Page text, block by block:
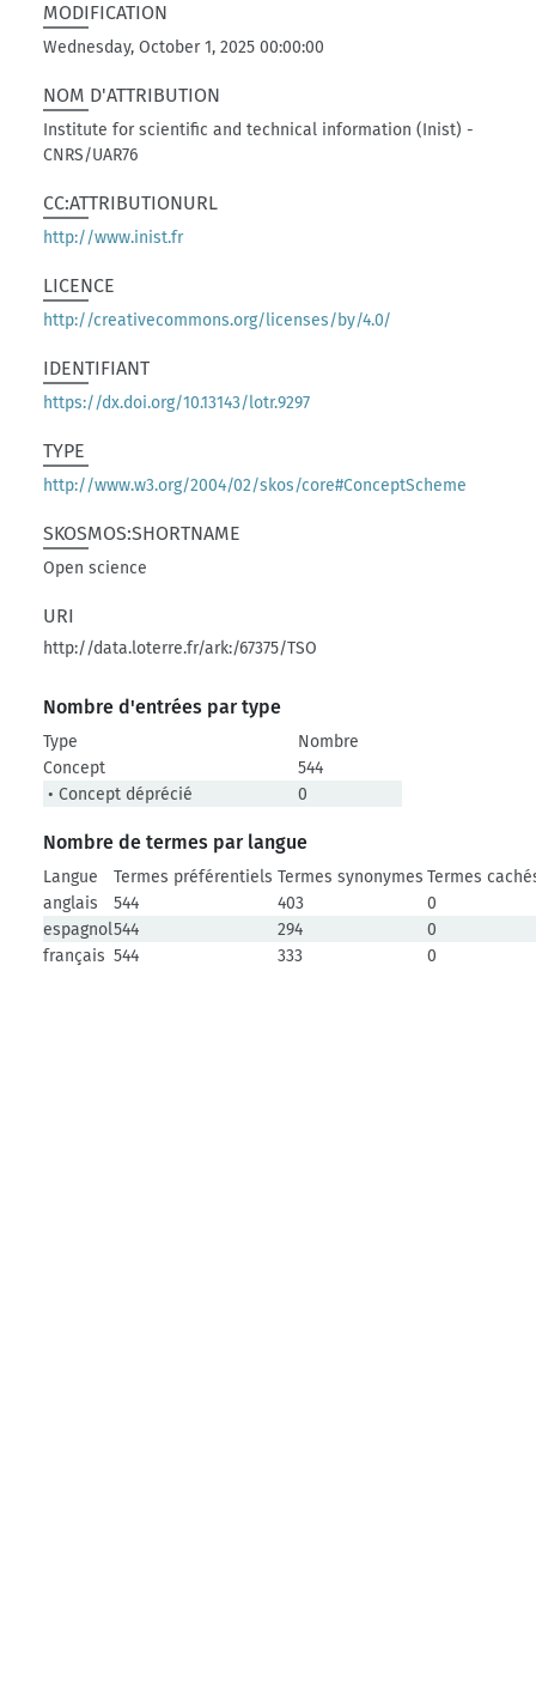
MODIFICATION
Wednesday, October 1, 2025 00:00:00
NOM D'ATTRIBUTION
Institute for scientific and technical information (Inist) -
CNRS/UAR76
CC:ATTRIBUTIONURL
http://www.inist.fr
LICENCE
http://creativecommons.org/licenses/by/4.0/
IDENTIFIANT
https://dx.doi.org/10.13143/lotr.9297
TYPE
http://www.w3.org/2004/02/skos/core#ConceptScheme
SKOSMOS:SHORTNAME
Open science
URI
http://data.loterre.fr/ark:/67375/TSO
Nombre d'entrées par type
Type
Nombre
Concept
544
• Concept déprécié
0
Nombre de termes par langue
Langue Termes préférentiels Termes synonymes Termes
anglais
544 403
0
espagnol544 294
0
français 544 333 0